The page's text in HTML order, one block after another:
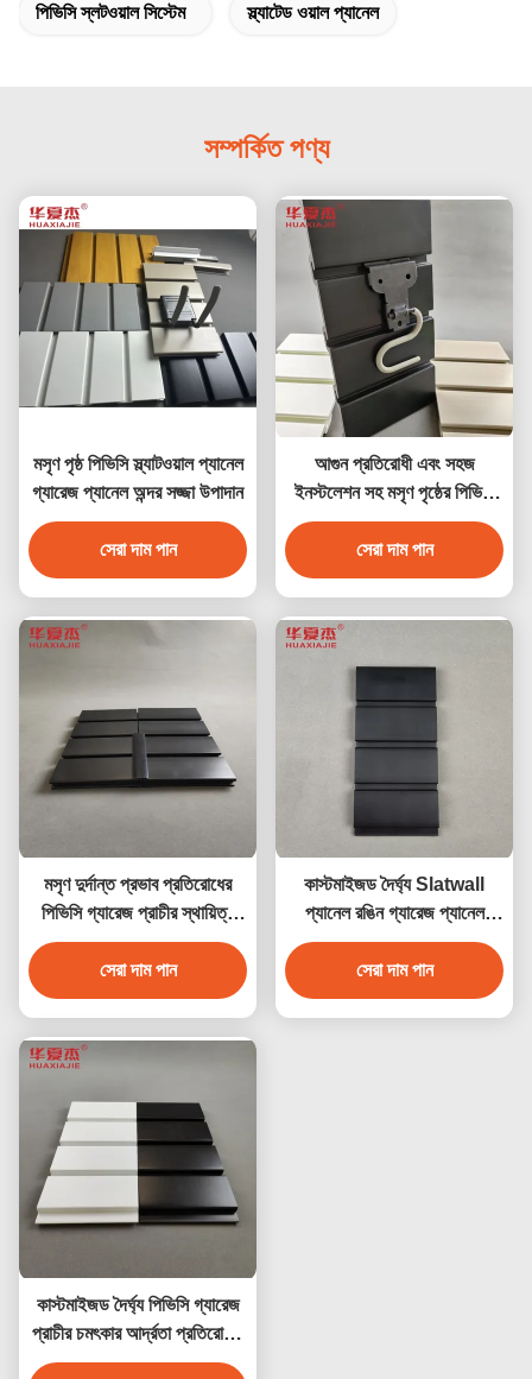
পিভিসি স্লটওয়াল সিস্টেম স্ল্যাটেড ওয়াল প্যানেল
সম্পর্কিত পণ্য
মসৃণ পৃষ্ঠ পিভিসি স্ল্যাটওয়াল প্যানেল
গ্যারেজ প্যানেল অন্দর সজ্জা উপাদান
সেরা দাম পান
আগুন প্রতিরোধী এবং সহজ
ইনস্টলেশন সহ মসৃণ পৃষ্ঠের পিভিসি
স্লটওয়াল প্যানেল
সেরা দাম পান
মসৃণ দুর্দান্ত প্রভাব প্রতিরোধের
পিভিসি গ্যারেজ প্রাচীর স্থায়িত্ব
পিভিসি বাল্ক স্লটওয়াল
সেরা দাম পান
কাস্টমাইজড দৈর্ঘ্য Slatwall
প্যানেল রঙিন গ্যারেজ প্যানেল
অভ্যন্তরীণ দেয়াল সজ্জা
সেরা দাম পান
কাস্টমাইজড দৈর্ঘ্য পিভিসি গ্যারেজ
প্রাচীর চমৎকার আর্দ্রতা প্রতিরোধের
সঙ্গে 4ft 8ft